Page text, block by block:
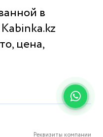
в
цена,
Реквизиты компании